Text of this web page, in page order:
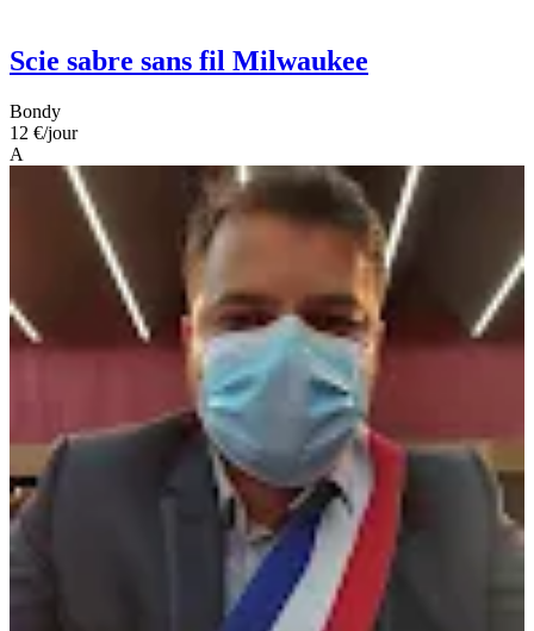
Scie sabre sans fil Milwaukee
Bondy
12 €/jour
A